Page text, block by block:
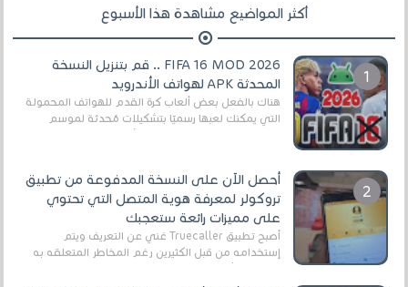
أكثر المواضيع مشاهدة هذا الأسبوع
FIFA 16 MOD 2026 .. قم بتنزيل النسخة
المحدثة APK لهواتف الأندرويد
هناك بالفعل بعض ألعاب كرة القدم للهواتف المحمولة
التي يمكنك لعبها رسميًا بتشكيلات مُحدثة لموسم
أحصل الآن على النسخة المدفوعة من تطبيق
تروكولر لمعرفة هوية المتصل التي تحتوي
على مميزات رائعة ستعجبك
أصبح تطبيق Truecaller غني عن التعريف ويتم
إستخدامه من قبل الكثيرين رغم المخاطر المتعلقه به